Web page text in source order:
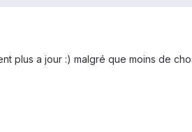
plus a jour :) malgré que moins de